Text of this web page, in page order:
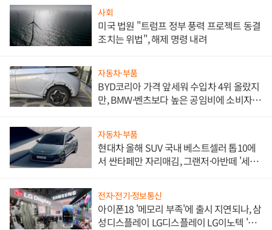
사회
미국 법원 "트럼프 정부 풍력 프로젝트 동결
조치는 위법", 해제 명령 내려
자동차·부품
BYD코리아 가격 앞세워 수입차 4위 올랐지
만, BMW·벤츠보다 높은 공임비에 소비자
자동차·부품
현대차 올해 SUV 국내 베스트셀러 톱10에
서 싼타페만 자리매김, 그랜저·아반떼 '세단
전자·전기·정보통신
아이폰18 '메모리 부족'에 출시 지연되나, 삼
성디스플레이 LG디스플레이 LG이노텍 '탈